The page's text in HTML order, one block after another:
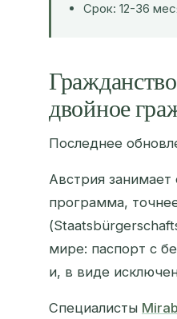
Срок: 12-36
двойное
Последнее
Австрия
программа,
(
мире: паспорт с
и, в виде
Специалисты